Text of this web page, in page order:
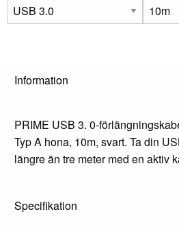
Information
PRIME USB 3. 0-
Typ A hona, 10m, svart. Ta din
längre än tre meter med en aktiv
Specifikation